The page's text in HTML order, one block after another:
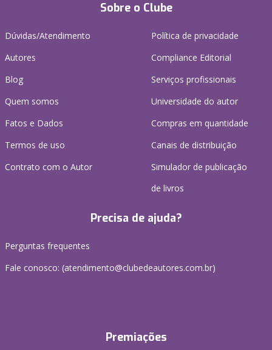
Sobre o Clube
Dúvidas/Atendimento
Autores
Blog
Quem somos
Fatos e Dados
Termos de uso
Contrato com o Autor
Política de privacidade
Compliance Editorial
Serviços profissionais
Universidade do autor
Compras em quantidade
Canais de distribuição
Simulador de publicação
de livros
Precisa de ajuda?
Perguntas frequentes
Fale conosco: (atendimento@clubedeautores.com.br)
Premiações